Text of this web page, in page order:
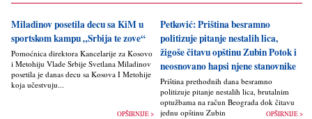
Miladinov posetila decu sa KiM u
sportskom kampu „Srbija te zove“
Pomoćnica direktora Kancelarije za Kosovo
i Metohiju Vlade Srbije Svetlana Miladinov
posetila je danas decu sa Kosova I Metohije
koja učestvuju...
OPŠIRNIJE >
Petković: Priština besramno
politizuje pitanje nestalih lica,
žigoše čitavu opštinu Zubin Potok i
neosnovano hapsi njene stanovnike
Priština prethodnih dana besramno
politizuje pitanje nestalih lica, brutalnim
optužbama na račun Beograda dok čitavu
jednu opštinu Zubin Potok žigoše...OPŠIRNIJE >